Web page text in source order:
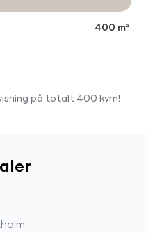
400 m²
på totalt 400 kvm!